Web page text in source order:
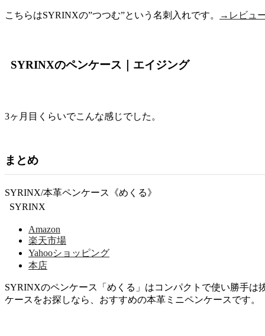
こちらはSYRINXの”つつむ”という名刺入れです。 →レビュ
SYRINXのペンケース｜エイジング
3ヶ月目くらいでこんな感じでした。
まとめ
SYRINX/本革ペンケース《めくる》
SYRINX
Amazon
楽天市場
Yahooショッピング
本店
SYRINXのペンケース「めくる」はコンパクトで使い勝手は
ケースをお探しなら、おすすめの本革ミニペンケースです。